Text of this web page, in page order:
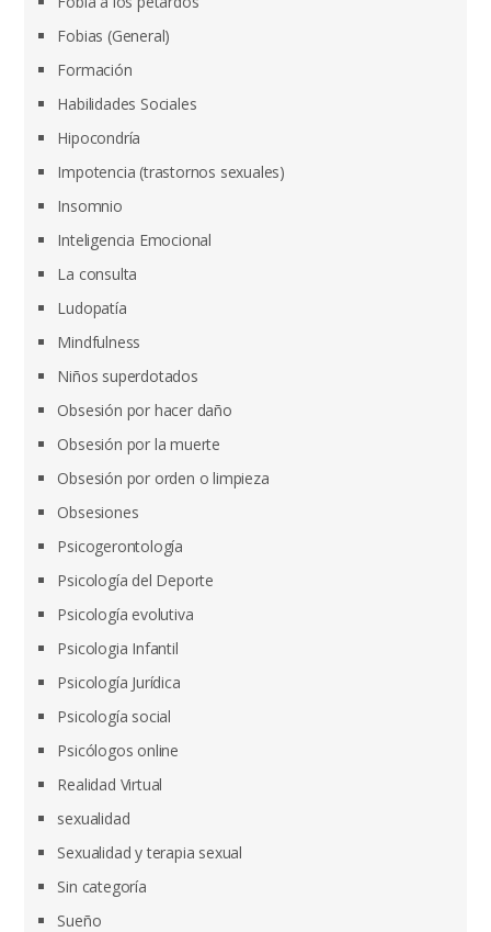
Fobias (General)
Formación
Habilidades Sociales
Hipocondría
Impotencia (trastornos sexuales)
Insomnio
Inteligencia Emocional
La consulta
Ludopatía
Mindfulness
Niños superdotados
Obsesión por hacer daño
Obsesión por la muerte
Obsesión por orden o limpieza
Obsesiones
Psicogerontología
Psicología del Deporte
Psicología evolutiva
Psicologia Infantil
Psicología Jurídica
Psicología social
Psicólogos online
Realidad Virtual
sexualidad
Sexualidad y terapia sexual
Sin categoría
Sueño